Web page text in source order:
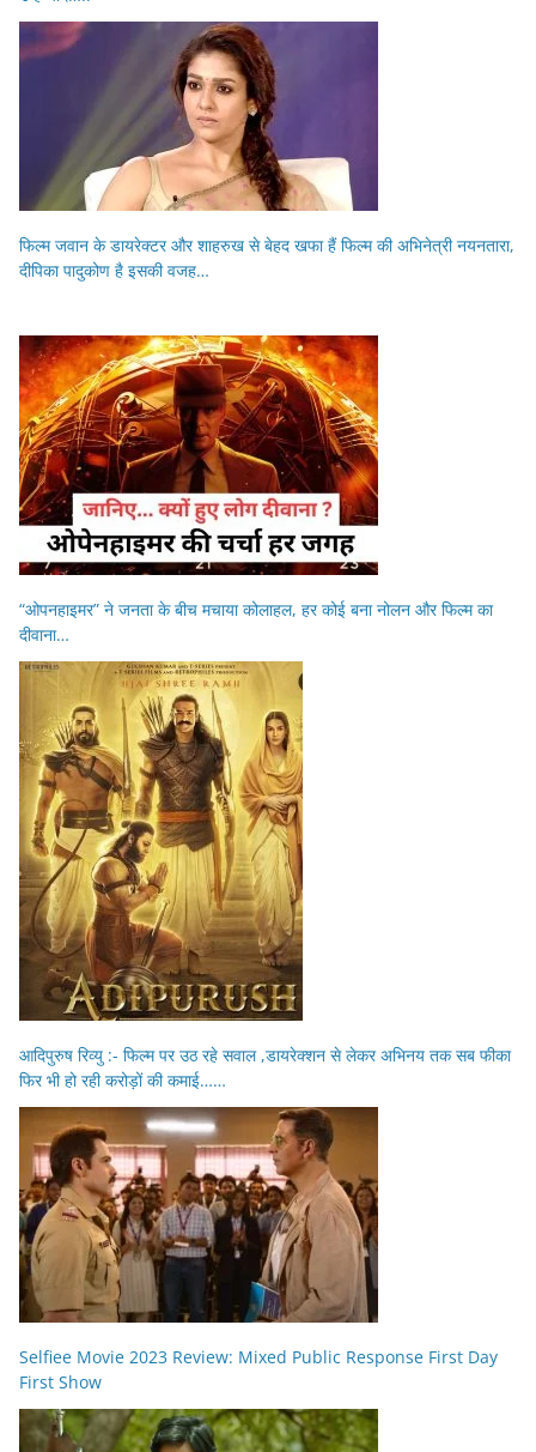
फिल्म जवान के डायरेक्टर और शाहरुख से बेहद खफा हैं फिल्म की अभिनेत्री नयनतारा,
दीपिका पादुकोण है इसकी वजह…
“ओपनहाइमर” ने जनता के बीच मचाया कोलाहल, हर कोई बना नोलन और फिल्म का
दीवाना…
आदिपुरुष रिव्यु :- फिल्म पर उठ रहे सवाल ,डायरेक्शन से लेकर अभिनय तक सब फीका
फिर भी हो रही करोड़ों की कमाई……
Selfiee Movie 2023 Review: Mixed Public Response First Day
First Show